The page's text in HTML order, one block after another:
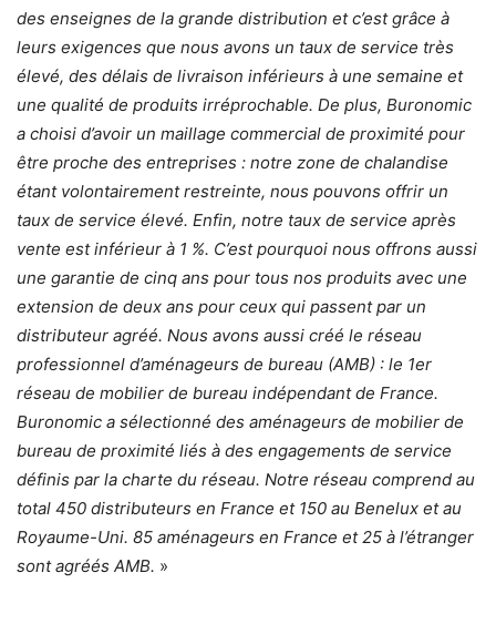
des enseignes de la grande distribution et c’est grâce à
leurs exigences que nous avons un taux de service très
élevé, des délais de livraison inférieurs à une semaine et
une qualité de produits irréprochable. De plus, Buronomic
a choisi d’avoir un maillage commercial de proximité pour
être proche des entreprises : notre zone de chalandise
étant volontairement restreinte, nous pouvons offrir un
taux de service élevé. Enfin, notre taux de service après
vente est inférieur à 1 %. C’est pourquoi nous offrons aussi
une garantie de cinq ans pour tous nos produits avec une
extension de deux ans pour ceux qui passent par un
distributeur agréé. Nous avons aussi créé le réseau
professionnel d’aménageurs de bureau (AMB) : le 1er
réseau de mobilier de bureau indépendant de France.
Buronomic a sélectionné des aménageurs de mobilier de
bureau de proximité liés à des engagements de service
définis par la charte du réseau. Notre réseau comprend au
total 450 distributeurs en France et 150 au Benelux et au
Royaume-Uni. 85 aménageurs en France et 25 à l’étranger
sont agréés AMB. »